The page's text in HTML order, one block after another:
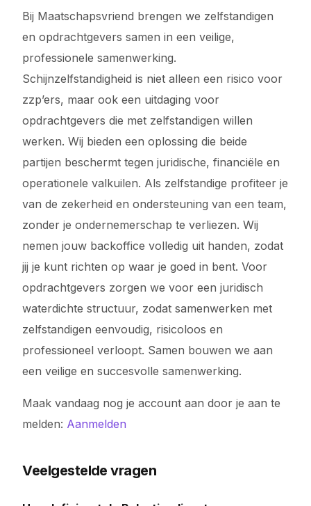
Bij Maatschapsvriend brengen we zelfstandigen
en opdrachtgevers samen in een veilige,
professionele samenwerking.
Schijnzelfstandigheid is niet alleen een risico voor
zzp’ers, maar ook een uitdaging voor
opdrachtgevers die met zelfstandigen willen
werken. Wij bieden een oplossing die beide
partijen beschermt tegen juridische, financiële en
operationele valkuilen. Als zelfstandige profiteer je
van de zekerheid en ondersteuning van een team,
zonder je ondernemerschap te verliezen. Wij
nemen jouw backoffice volledig uit handen, zodat
jij je kunt richten op waar je goed in bent. Voor
opdrachtgevers zorgen we voor een juridisch
waterdichte structuur, zodat samenwerken met
zelfstandigen eenvoudig, risicoloos en
professioneel verloopt. Samen bouwen we aan
een veilige en succesvolle samenwerking.
Maak vandaag nog je account aan door je aan te
melden: Aanmelden
Veelgestelde vragen